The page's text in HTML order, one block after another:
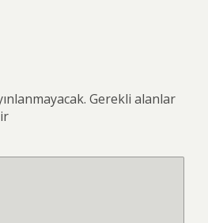
Gerekli alanlar